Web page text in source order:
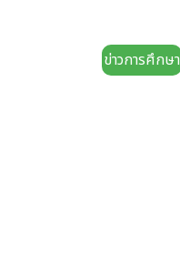
ข่าวการศึกษา